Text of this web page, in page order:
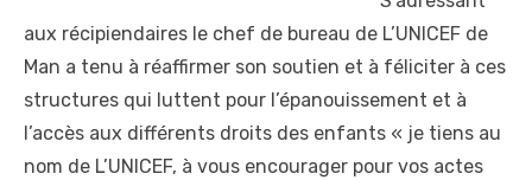
aux récipiendaires le chef de bureau de L’UNICEF de
Man a tenu à réaffirmer son soutien et à féliciter à ces
structures qui luttent pour l’épanouissement et à
l’accès aux différents droits des enfants « je tiens au
nom de L’UNICEF, à vous encourager pour vos actes